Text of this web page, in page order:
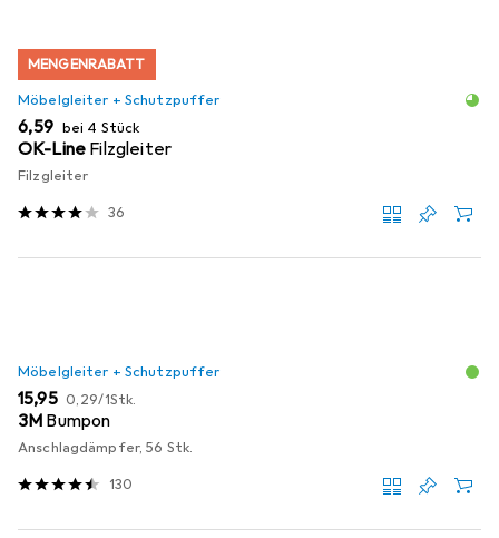
MENGENRABATT
Möbelgleiter + Schutzpuffer
EUR
6,59 bei 4 Stück
OK-Line Filzgleiter
Filzgleiter
36
Möbelgleiter + Schutzpuffer
EUR
15,95 EUR
0,29/1Stk.
3M Bumpon
Anschlagdämpfer, 56 Stk.
130